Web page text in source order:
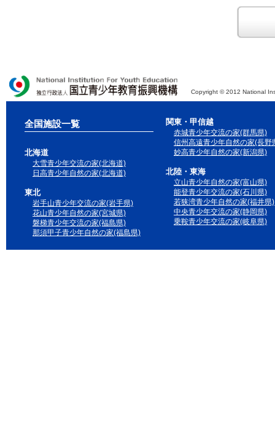
域での勧誘活動を行ったり、自らの団体の活動をアピールする活動等)
Copyright © 2012 National
全国施設一覧
北海道
大雪青少年交流の家(北海道)
日高青少年自然の家(北海道)
東北
岩手山青少年交流の家(岩手県)
花山青少年自然の家(宮城県)
磐梯青少年交流の家(福島県)
那須甲子青少年自然の家(福島県)
関東・甲信越
赤城青少年交流の家(群馬県)
信州高遠青少年自然の家(長野
妙高青少年自然の家(新潟県)
北陸・東海
立山青少年自然の家(富山県)
能登青少年交流の家(石川県)
若狭湾青少年自然の家(福井県)
中央青少年交流の家(静岡県)
乗鞍青少年交流の家(岐阜県)